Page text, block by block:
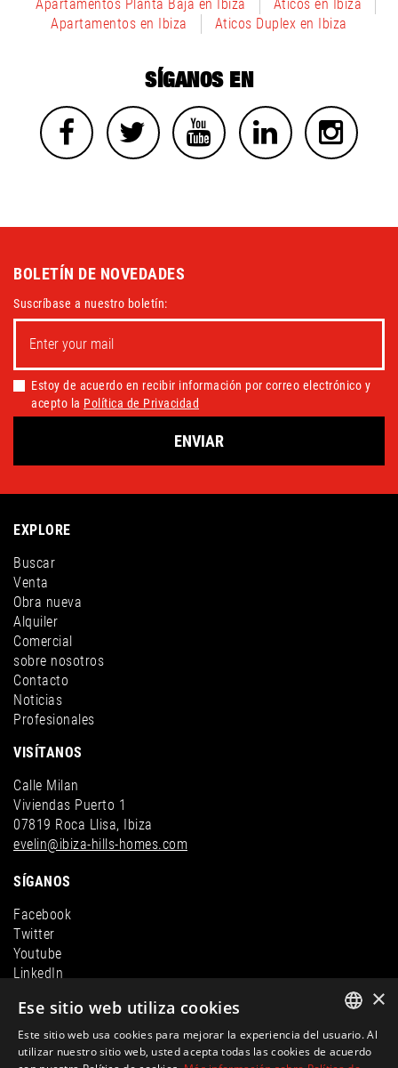
Apartamentos Planta Baja en Ibiza
Áticos en Ibiza
Apartamentos en Ibiza
Aticos Duplex en Ibiza
SÍGANOS EN
BOLETÍN DE NOVEDADES
Suscríbase a nuestro boletín:
Estoy de acuerdo en recibir información por correo electrónico y
acepto la Política de Privacidad
ENVIAR
EXPLORE
Buscar
Venta
Obra nueva
Alquiler
Comercial
sobre nosotros
Contacto
Noticias
Profesionales
VISÍTANOS
Calle Milan
Viviendas Puerto 1
07819 Roca Llisa, Ibiza
evelin@ibiza-hills-homes.com
SÍGANOS
Facebook
Twitter
Youtube
LinkedIn
ENGLISH
×
Ese sitio web utiliza cookies
Este sitio web usa cookies para mejorar la experiencia del usuario. Al
utilizar nuestro sitio web, usted acepta todas las cookies de acuerdo